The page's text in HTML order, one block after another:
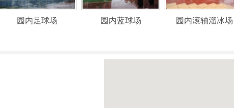
园内足球场 园内蓝球场 园内滚轴溜冰场